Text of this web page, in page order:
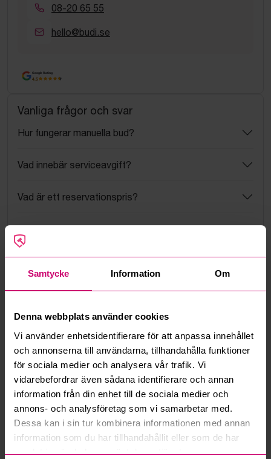
Samtycke Information Om
Denna webbplats använder cookies
Vi använder enhetsidentifierare för att anpassa innehållet
och annonserna till användarna, tillhandahålla funktioner
för sociala medier och analysera vår trafik. Vi
vidarebefordrar även sådana identifierare och annan
information från din enhet till de sociala medier och
annons- och analysföretag som vi samarbetar med.
Dessa kan i sin tur kombinera informationen med annan
information som du har tillhandahållit eller som de har
samlat in när du har använt deras tjänster.
08-20 65 55
hello@budi.se
Google Rating
4.5
Vanliga frågor och svar
Hur fungerar manuella bud?
Vad innebär serviceavgift?
Vad är ett reservationspris?
Hur fungerar maxbud?
Hur fungerar budmotorn?
Kan jag ångra ett bud?
Kan ni frakta mina vunna objekt?
Läs fler frågor och svar
Mer från samma kategori